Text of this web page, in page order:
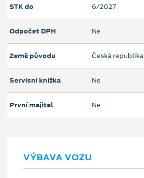
STK do 6/2027
Odpočet DPH Ne
Země původu Česká republika
Servisní knížka Ne
První majitel Ne
VÝBAVA VOZU